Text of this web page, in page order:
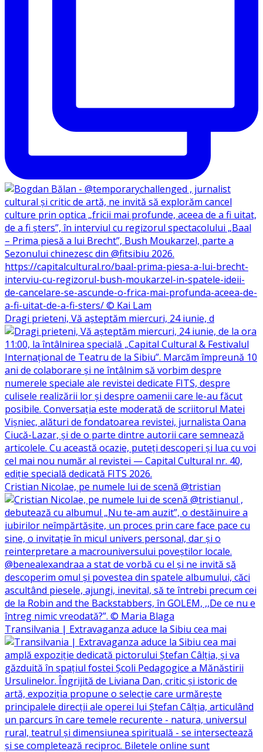
Dragi prieteni, Vă așteptăm miercuri, 24 iunie, d
Cristian Nicolae, pe numele lui de scenă @tristian
Transilvania | Extravaganza aduce la Sibiu cea mai